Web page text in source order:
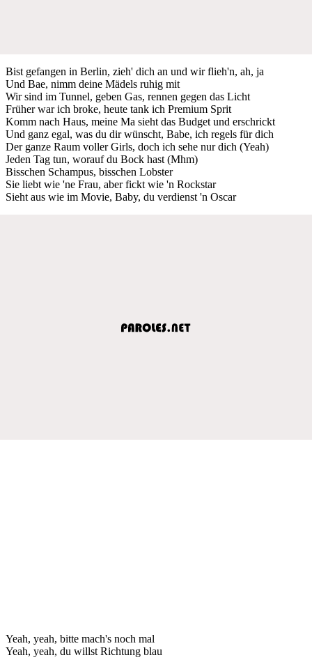
Bist gefangen in Berlin, zieh' dich an und wir flieh'n, ah, ja
Und Bae, nimm deine Mädels ruhig mit
Wir sind im Tunnel, geben Gas, rennen gegen das Licht
Früher war ich broke, heute tank ich Premium Sprit
Komm nach Haus, meine Ma sieht das Budget und erschrickt
Und ganz egal, was du dir wünscht, Babe, ich regels für dich
Der ganze Raum voller Girls, doch ich sehe nur dich (Yeah)
Jeden Tag tun, worauf du Bock hast (Mhm)
Bisschen Schampus, bisschen Lobster
Sie liebt wie 'ne Frau, aber fickt wie 'n Rockstar
Sieht aus wie im Movie, Baby, du verdienst 'n Oscar
Yeah, yeah, bitte mach's noch mal
Yeah, yeah, du willst Richtung blau